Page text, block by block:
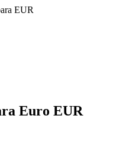
EUR
Euro EUR